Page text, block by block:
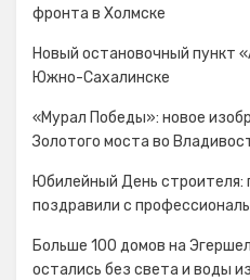
фронта в Холмске
Новый остановочный пункт
Южно-Сахалинске
«Мурал Победы»: новое
Золотого моста во
Юбилейный День строителя:
поздравили с
Больше 100 домов на
остались без света и воды